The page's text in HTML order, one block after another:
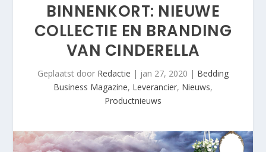
BINNENKORT: NIEUWE
COLLECTIE EN BRANDING
VAN CINDERELLA
Geplaatst door Redactie | jan 27, 2020 | Bedding
Business Magazine, Leverancier, Nieuws,
Productnieuws